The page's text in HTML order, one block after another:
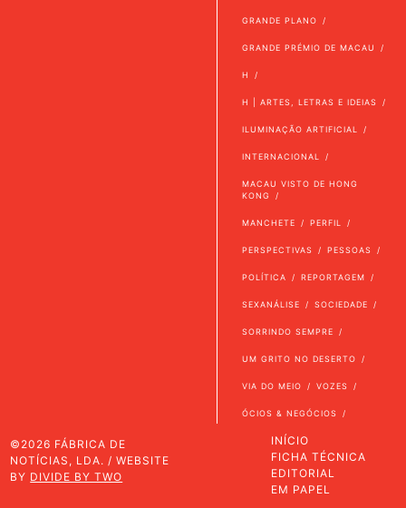
GRANDE PLANO
GRANDE PRÉMIO DE MACAU
H
H | ARTES, LETRAS E IDEIAS
ILUMINAÇÃO ARTIFICIAL
INTERNACIONAL
MACAU VISTO DE HONG
KONG
MANCHETE PERFIL
PERSPECTIVAS PESSOAS
POLÍTICA REPORTAGEM
SEXANÁLISE SOCIEDADE
SORRINDO SEMPRE
UM GRITO NO DESERTO
VIA DO MEIO VOZES
ÓCIOS & NEGÓCIOS
©2026 FÁBRICA DE
NOTÍCIAS, LDA. / WEBSITE
BY DIVIDE BY TWO
INÍCIO
FICHA TÉCNICA
EDITORIAL
EM PAPEL